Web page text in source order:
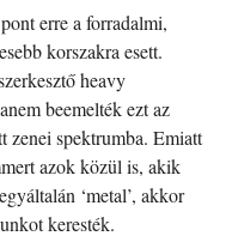
erre a forradalmi,
korszakra esett.
heavy
beemelték ezt az
zenei spektrumba. Emiatt
azok közül is, akik
‘metal’, akkor
keresték.